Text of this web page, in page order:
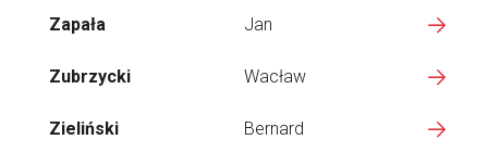
Zapała Jan
Zubrzycki Wacław
Zieliński Bernard